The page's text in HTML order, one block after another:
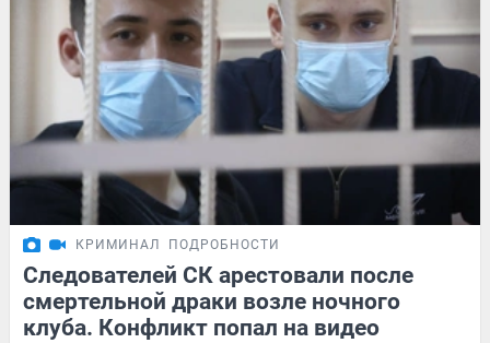
КРИМИНАЛ ПОДРОБНОСТИ
Следователей СК арестовали после
смертельной драки возле ночного
клуба. Конфликт попал на видео